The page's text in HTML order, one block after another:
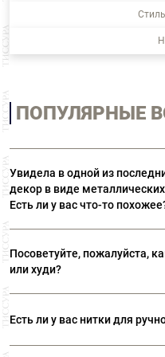
ПОПУЛЯРНЫЕ
Увидела в одной из
декор в виде
Есть ли у вас что-то
материалов и форм позволяет
В «ТИССУРЕ» представлен
Посоветуйте, пожалуйста,
или худи?
готовые декоративные
футболку превратить в
Есть ли у вас нитки для